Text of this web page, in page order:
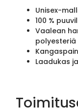
Unisex-
100 %
Vaalean
polyesteriä
Laadukas